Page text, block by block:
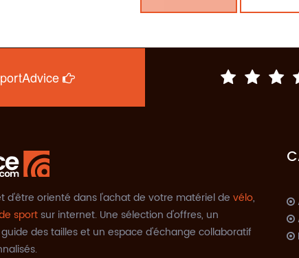
d'être orienté dans l'achat de votre matériel de vélo,
sportsur internet. Une sélection d'offres, un
des tailles et un espace d'échange collaboratif